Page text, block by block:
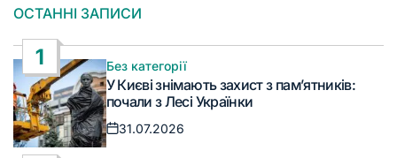
ОСТАННІ ЗАПИСИ
1
Опублікувати
у
Без категорії
У Києві знімають захист з пам’ятників:
почали з Лесі Українки
Дата
31.07.2026